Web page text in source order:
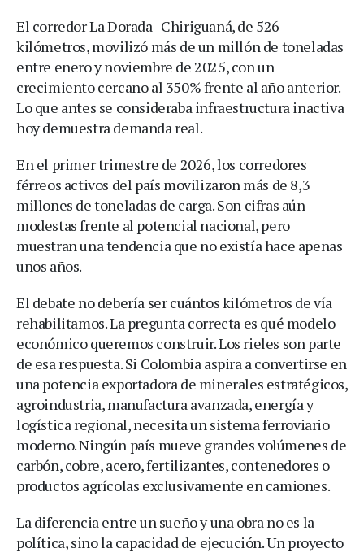
El corredor La Dorada–Chiriguaná, de 526
kilómetros, movilizó más de un millón de toneladas
entre enero y noviembre de 2025, con un
crecimiento cercano al 350% frente al año anterior.
Lo que antes se consideraba infraestructura inactiva
hoy demuestra demanda real.
En el primer trimestre de 2026, los corredores
férreos activos del país movilizaron más de 8,3
millones de toneladas de carga. Son cifras aún
modestas frente al potencial nacional, pero
muestran una tendencia que no existía hace apenas
unos años.
El debate no debería ser cuántos kilómetros de vía
rehabilitamos. La pregunta correcta es qué modelo
económico queremos construir. Los rieles son parte
de esa respuesta. Si Colombia aspira a convertirse en
una potencia exportadora de minerales estratégicos,
agroindustria, manufactura avanzada, energía y
logística regional, necesita un sistema ferroviario
moderno. Ningún país mueve grandes volúmenes de
carbón, cobre, acero, fertilizantes, contenedores o
productos agrícolas exclusivamente en camiones.
La diferencia entre un sueño y una obra no es la
política, sino la capacidad de ejecución. Un proyecto